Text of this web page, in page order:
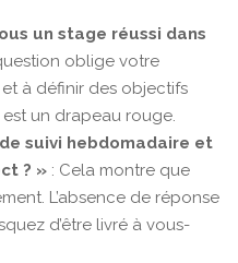
un stage réussi dans
oblige votre
à définir des objectifs
un drapeau rouge.
suivi hebdomadaire et
? » : Cela montre que
L’absence de réponse
d’être livré à vous-